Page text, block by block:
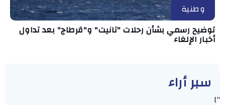
وطنية
توضيح رسمي بشأن رحلات "تانيت" و"قرطاج" بعد تداول
أخبار الإلغاء
سبر أراء
"]